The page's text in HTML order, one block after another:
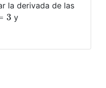
la derivada de las
y